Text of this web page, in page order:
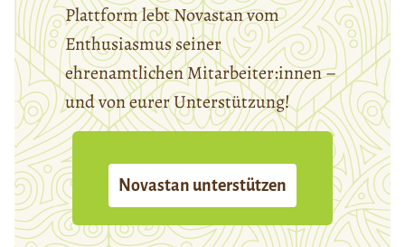
Plattform lebt Novastan vom
Enthusiasmus seiner
ehrenamtlichen Mitarbeiter:innen –
und von eurer Unterstützung!
Novastan unterstützen